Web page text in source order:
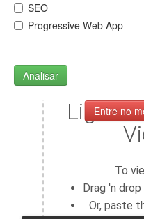
SEO
Progressive Web App
Analisar
Entre no